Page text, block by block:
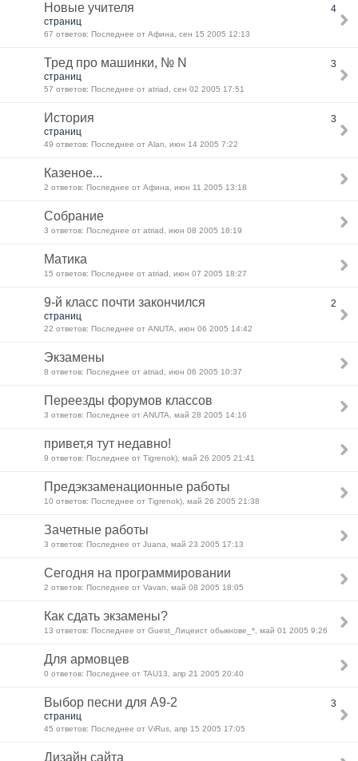
Новые учителя
4
страниц
67 ответов: Последнее от Афина, сен 15 2005 12:13
Тред про машинки, № N
3
страниц
57 ответов: Последнее от atriad, сен 02 2005 17:51
История
3
страниц
49 ответов: Последнее от Alan, июн 14 2005 7:22
Казеное...
2 ответов: Последнее от Афина, июн 11 2005 13:18
Собрание
3 ответов: Последнее от atriad, июн 08 2005 18:19
Матика
15 ответов: Последнее от atriad, июн 07 2005 18:27
9-й класс почти закончился
2
страниц
22 ответов: Последнее от ANUTA, июн 06 2005 14:42
Экзамены
8 ответов: Последнее от atriad, июн 06 2005 10:37
Переезды форумов классов
3 ответов: Последнее от ANUTA, май 28 2005 14:16
привет,я тут недавно!
9 ответов: Последнее от Tigrenok), май 26 2005 21:41
Предэкзаменационные работы
10 ответов: Последнее от Tigrenok), май 26 2005 21:38
Зачетные работы
3 ответов: Последнее от Juana, май 23 2005 17:13
Сегодня на программировании
2 ответов: Последнее от Vavan, май 08 2005 18:05
Как сдать экзамены?
13 ответов: Последнее от Guest_Лицеист обыкнове_*, май 01 2005 9:26
Для армовцев
0 ответов: Последнее от TAU13, апр 21 2005 20:40
Выбор песни для А9-2
3
страниц
45 ответов: Последнее от ViRus, апр 15 2005 17:05
Дизайн сайта